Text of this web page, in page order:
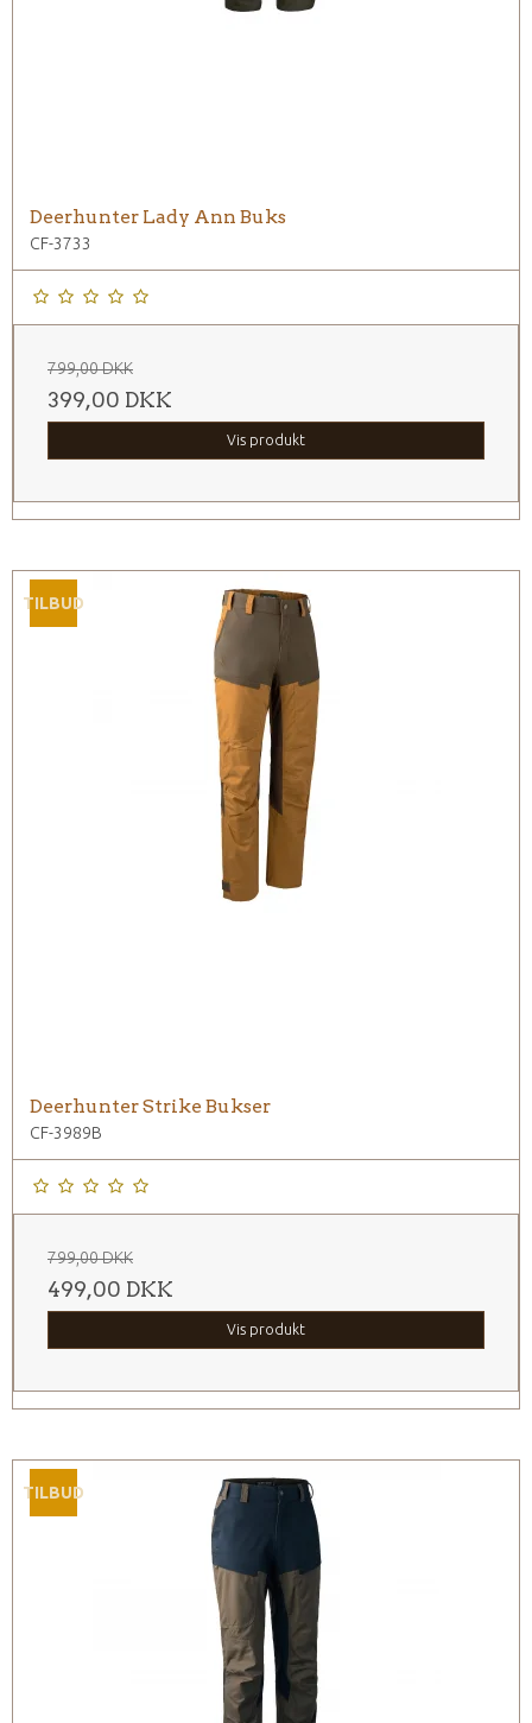
Deerhunter Lady Ann Buks
CF-3733
799,00 DKK
399,00 DKK
Vis produkt
TILBUD
Deerhunter Strike Bukser
CF-3989B
799,00 DKK
499,00 DKK
Vis produkt
TILBUD